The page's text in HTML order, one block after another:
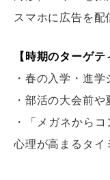
スマホに広告を配
【時期のターゲテ
・春の入学・進学
・部活の大会前や
・「メガネから
心理が高まるタイ